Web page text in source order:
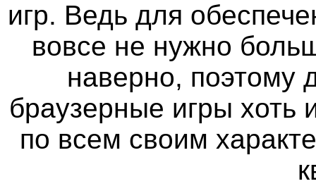
игр. Ведь для
вовсе не нужно
наверно, поэтому
браузерные игры хоть
по всем своим